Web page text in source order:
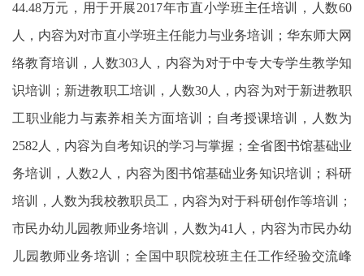
44.48万元，用于开展2017年市直小学班主任培训，人数60
人，内容为对市直小学班主任能力与业务培训；华东师大网
络教育培训，人数303人，内容为对于中专大专学生教学知
识培训；新进教职工培训，人数30人，内容为对于新进教职
工职业能力与素养相关方面培训；自考授课培训，人数为
2582人，内容为自考知识的学习与掌握；全省图书馆基础业
务培训，人数2人，内容为图书馆基础业务知识培训；科研
培训，人数为我校教职员工，内容为对于科研创作等培训；
市民办幼儿园教师业务培训，人数为41人，内容为市民办幼
儿园教师业务培训；全国中职院校班主任工作经验交流峰